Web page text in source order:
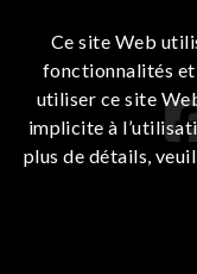
Ce site Web
fonctionnalités et
utiliser ce site
implicite à
plus de détails,